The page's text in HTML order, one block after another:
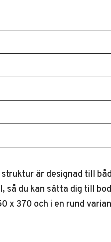
är designad till
så du kan sätta dig till